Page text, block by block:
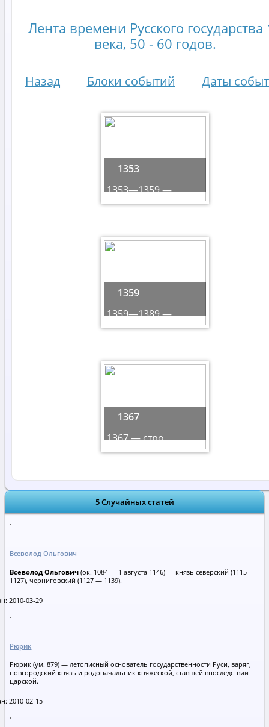
Лента времени Русского государства
века, 50 - 60 годов.
Назад Блоки событий Даты
1353
1353—1359 — ...
1359
1359—1389 — ...
1367
1367 — стро ...
5 Случайных статей
Всеволод Ольгович
Всеволод Ольгович (ок. 1084 — 1 августа 1146) — князь северский (1115 —
1127), черниговский (1127 — 1139).
2010-03-29
Рюрик
Рюрик (ум. 879) — летописный основатель государственности Руси, варяг,
новгородский князь и родоначальник княжеской, ставшей впоследствии
царской.
2010-02-15